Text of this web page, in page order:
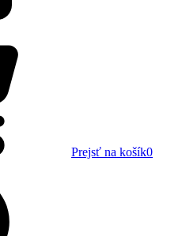
Prejsť na košík0